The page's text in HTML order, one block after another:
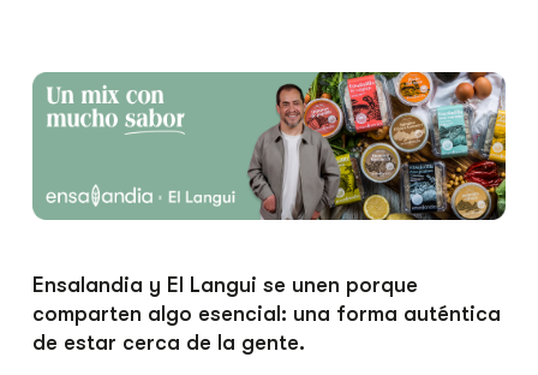
Ensalandia y El Langui se unen porque
comparten algo esencial: una forma auténtica
de estar cerca de la gente.